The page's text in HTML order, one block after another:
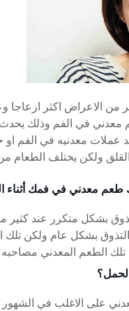
من الاعراض اكثر
في الفم وذلك
عملات معدنيه في
ولكن يختلف الطعام
طعم معدني في فمك أثناء
بشكل متكرر عند كثير
بشكل عام ولكن تلك
تلك الطعم المعدني
على الاغلب في